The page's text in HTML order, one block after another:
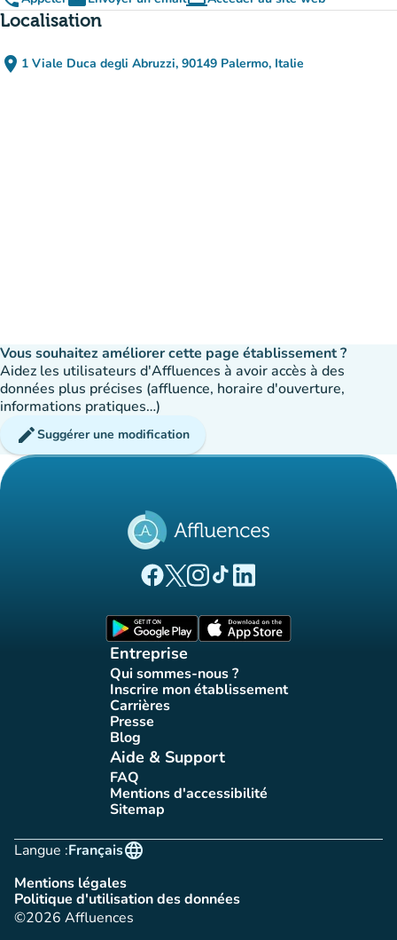
(nouvel onglet)
Localisation
place 1 Viale Duca degli Abruzzi, 90149 Palermo, Italie
(ouvrir dans Google Maps)
(nouvel onglet)
Vous souhaitez améliorer cette page établissement ?
Aidez les utilisateurs d'Affluences à avoir accès à des
données plus précises (affluence, horaire d'ouverture,
informations pratiques…)
editSuggérer une modification
(nouvel onglet)
(nouvel onglet)
(nouvel onglet)
(nouvel onglet)
(nouvel onglet)
Entreprise
Qui sommes-nous ?
(nouvel onglet)
Inscrire mon établissement
(nouvel onglet)
Carrières(nouvel onglet)
Presse(nouvel onglet)
Blog(nouvel onglet)
Aide & Support
FAQ(nouvel onglet)
Mentions d'accessibilité
(nouvel onglet)
Sitemap(nouvel onglet)
Langue :
language
Français
Mentions légales
(nouvel onglet)
Politique d'utilisation des données
(nouvel onglet)
©2026 Affluences